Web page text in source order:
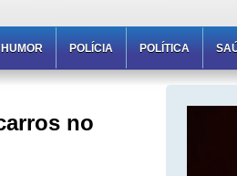
HUMOR POLÍCIA POLÍTICA
no